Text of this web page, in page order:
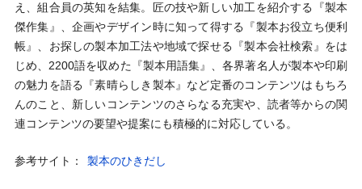
え、組合員の英知を結集。匠の技や新しい加工を紹介する『製本
傑作集』、企画やデザイン時に知って得する『製本お役立ち便利
帳』、お探しの製本加工法や地域で探せる『製本会社検索』をは
じめ、2200語を収めた『製本用語集』、各界著名人が製本や印刷
の魅力を語る『素晴らしき製本』など定番のコンテンツはもちろ
んのこと、新しいコンテンツのさらなる充実や、読者等からの関
連コンテンツの要望や提案にも積極的に対応している。
参考サイト： 製本のひきだし